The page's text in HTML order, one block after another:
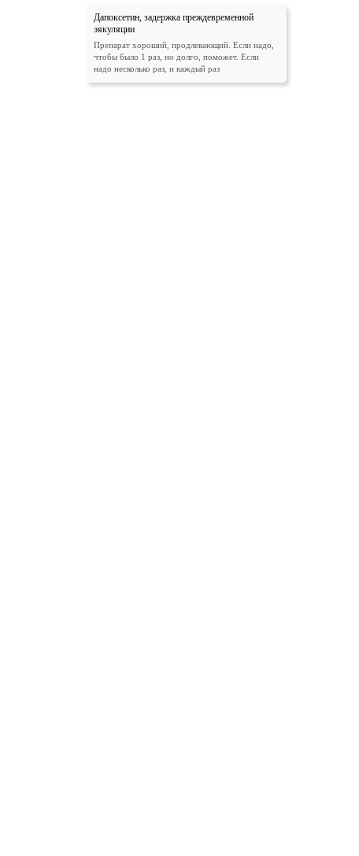
Дапоксетин, задержка преждевременной
эякуляции
Препарат хороший, продлевающий. Если надо,
чтобы было 1 раз, но долго, поможет. Если
надо несколько раз, и каждый раз